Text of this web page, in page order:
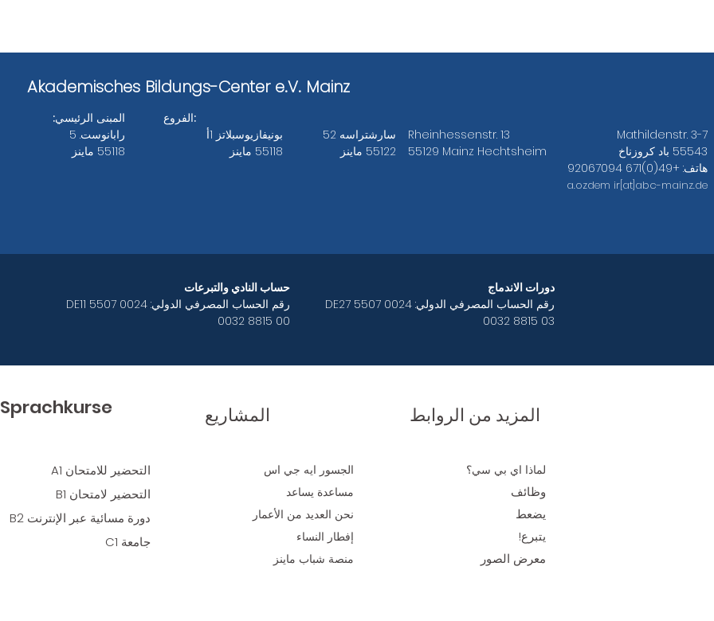
Akademisches Bildungs-Center e.V. Mainz
المبنى الرئيسي:
رابانوست. 5
55118 ماينز
الفروع:
سارشتراسه 52
55122 ماينز
بونيفازيوسبلاتز 1أ
55118 ماينز
Rheinhessenstr. 13
55129 Mainz Hechtsheim
Mathildenstr. 3-7
55543 باد كروزناخ
هاتف: +49(0)671 92067094
a.ozdem ir[at]abc-mainz.de
حساب النادي والتبرعات
رقم الحساب المصرفي الدولي: DE11 5507 0024
0032 8815 00
دورات الاندماج
رقم الحساب المصرفي الدولي: DE27 5507 0024
0032 8815 03
Sprachkurse
التحضير للامتحان A1
التحضير لامتحان B1
دورة مسائية عبر الإنترنت B2
جامعة C1
المشاريع
الجسور ايه جي اس
مساعدة يساعد
نحن العديد من الأعمار
إفطار النساء
منصة شباب ماينز
المزيد من الروابط
لماذا اي بي سي؟
وظائف
يضعط
يتبرع!
معرض الصور